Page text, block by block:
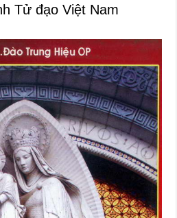
Tử đạo Việt Nam